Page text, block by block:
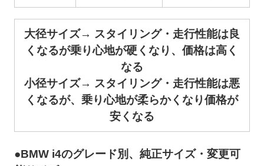
大径サイズ→ スタイリング・走行性能は良
くなるが乗り心地が硬くなり、価格は高く
なる
小径サイズ→ スタイリング・走行性能は悪
くなるが、乗り心地が柔らかくなり価格が
安くなる
●BMW i4のグレード別、純正サイズ・変更可